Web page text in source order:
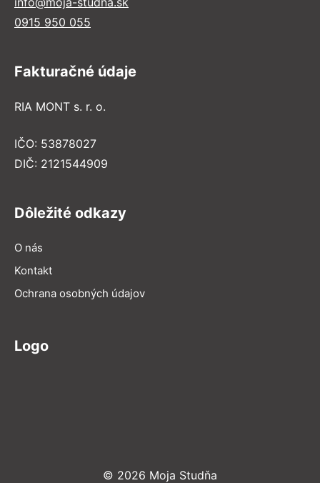
0915 950 055
Fakturačné údaje
RIA MONT s. r. o.
IČO: 53878027
DIČ: 2121544909
Dôležité odkazy
O nás
Kontakt
Ochrana osobných údajov
Logo
© 2026 Moja Studňa